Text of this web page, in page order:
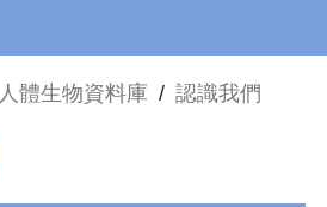
人體生物資料庫 / 認識我們